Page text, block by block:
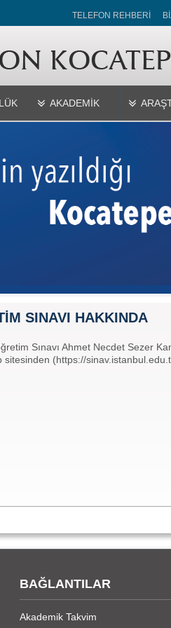
TELEFON REHBERİ
AKADEMİK
SINAVI HAKKINDA
Sınavı Ahmet Necdet Sezer
(https://
BAĞLANTILAR
Akademik Takvim